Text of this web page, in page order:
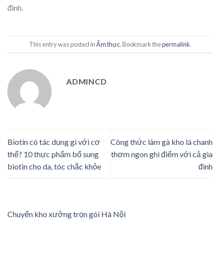
đình.
This entry was posted inẨm thực. Bookmark thepermalink.
ADMINCD
Biotin có tác dụng gì với cơ
thể? 10 thực phẩm bổ sung
biotin cho da, tóc chắc khỏe
Công thức làm gà kho lá chanh
thơm ngon ghi điểm với cả gia
đình
Chuyển kho xưởng trọn gói Hà Nội